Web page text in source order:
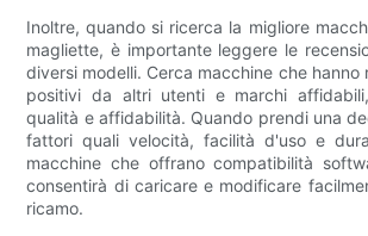
Inoltre, quando si ricerca la migliore
magliette, è importante leggere le
diversi modelli. Cerca macchine che
positivi da altri utenti e marchi
qualità e affidabilità. Quando prendi una
fattori quali velocità, facilità d'uso e
macchine che offrano compatibilità
consentirà di caricare e modificare
ricamo.